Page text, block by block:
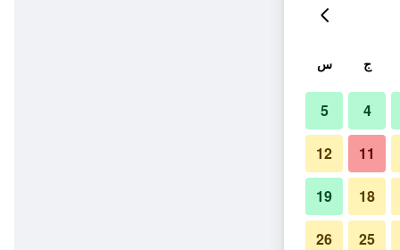
ج س
4
5
11
12
18
19
25
26